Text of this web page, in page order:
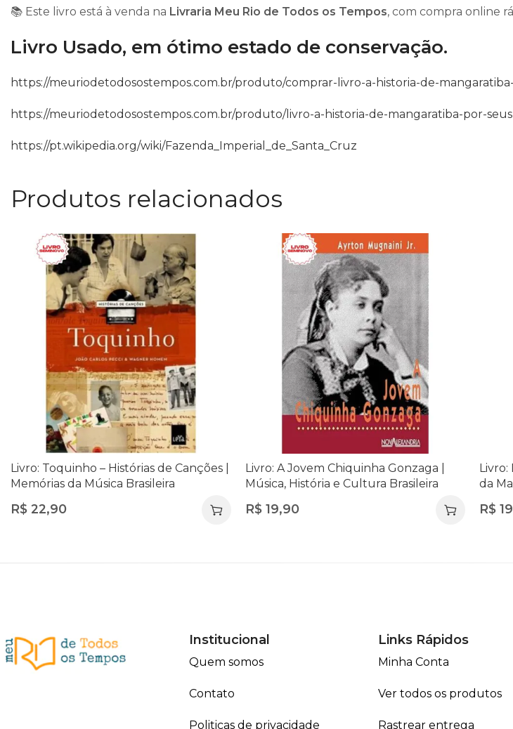
📚 Este livro está à venda na Livraria Meu Rio de Todos os Tempos, com compra online
Livro Usado, em ótimo estado de conservação.
https://meuriodetodosostempos.com.br/produto/comprar-livro-a-historia-de-
https://meuriodetodosostempos.com.br/produto/livro-a-historia-de-mangaratiba-por-
https://pt.wikipedia.org/wiki/Fazenda_Imperial_de_Santa_Cruz
Produtos relacionados
Livro: Toquinho – Histórias de Canções |
Memórias da Música Brasileira
R$ 22,90
Livro: A Jovem Chiquinha Gonzaga |
Música, História e Cultura Brasileira
R$19,90
Livro:
da
R$
Institucional
Quem somos
Contato
Politicas de privacidade
Links Rápidos
Minha Conta
Ver todos os produtos
Rastrear entrega